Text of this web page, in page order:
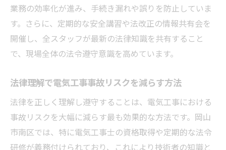
業務の効率化が進み、手続き漏れや誤りを防止していま
す。さらに、定期的な安全講習や法改正の情報共有会を
開催し、全スタッフが最新の法律知識を共有すること
で、現場全体の法令遵守意識を高めています。
法律理解で電気工事事故リスクを減らす方法
法律を正しく理解し遵守することは、電気工事における
事故リスクを大幅に減らす最も効果的な方法です。岡山
市南区では、特に電気工事士の資格取得や定期的な法令
研修が義務付けられており、これにより技術者の知識と